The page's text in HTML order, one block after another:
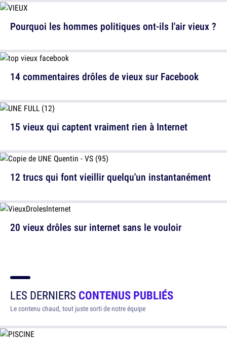
Pourquoi les hommes politiques ont-ils l'air vieux ?
15 vieux qui captent vraiment rien à Internet
20 vieux drôles sur internet sans le vouloir
14 commentaires drôles de vieux sur Facebook
12 trucs qui font vieillir quelqu'un instantanément
LES DERNIERS CONTENUS PUBLIÉS
Le contenu chaud, tout juste sorti de notre équipe